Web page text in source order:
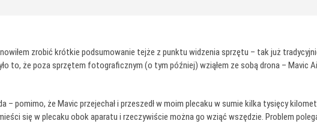
zrobić krótkie podsumowanie tejże z punktu widzenia sprzętu – tak już
to, że poza sprzętem fotograficznym (o tym później) wziąłem ze sobą drona – Mavic
że Mavic przejechał i przeszedł w moim plecaku w sumie kilka tysięcy
się w plecaku obok aparatu i rzeczywiście można go wziąć wszędzie. Problem